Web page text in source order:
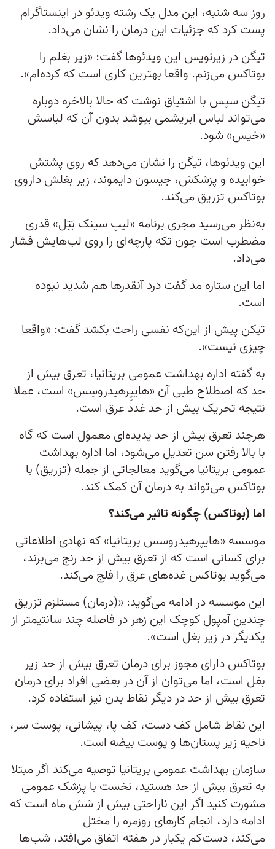
روز سه شنبه، این مدل یک رشته ویدئو در اینستاگرام
پست کرد که جزئیات این درمان را نشان می‌داد.
تیگن در زیرنویس این ویدئوها گفت: «زیر بغلم را
بوتاکس می‌زنم.‌ واقعا بهترین کاری است که کرده‌ام».
تیگن سپس با اشتیاق نوشت که حالا بالاخره دوباره
می‌تواند لباس ابریشمی بپوشد بدون آن که لباسش
«خیس» شود.
این ویدئوها، تیگن را نشان می‌دهد که روی پشتش
خوابیده و پزشکش، جیسون دایموند، زیر بغلش داروی
بوتاکس تزریق می‌کند.
به‌نظر می‌رسید مجری برنامه «لیپ سینک بَتِل» قدری
مضطرب است چون تکه پارچه‌ای را روی لب‌هایش فشار
می‌داد.
اما این ستاره مد گفت درد آنقدرها هم شدید نبوده
است.
تیکن پیش از این‌که نفسی راحت بکشد گفت: «واقعا
چیزی نیست».
به گفته اداره بهداشت عمومی بریتانیا، تعرق بیش از
حد که اصطلاح طبی آن «هایپِرهیدروسِس» است، عملا
نتیجه تحریک بیش از حد غدد عرق است.
هرچند تعرق بیش از حد پدیده‌ای معمول است که گاه
با بالا رفتن سن تعدیل می‌شود، اما اداره بهداشت
عمومی بریتانیا می‌گوید معالجاتی از جمله (تزریق) با
بوتاکس می‌تواند به درمان آن کمک کند.
اما (بوتاکس) چگونه تاثیر می‌کند؟
موسسه «هایپرهیدروسس بریتانیا» که نهادی اطلاعاتی
برای کسانی است که از تعرق بیش از حد رنج می‌برند،
می‌گوید بوتاکس غده‌های عرق را فلج می‌کند.
این موسسه در ادامه می‌گوید: «(درمان) مستلزم تزریق
چندین آمپول کوچک این زهر در فاصله چند سانتیمتر از
یکدیگر در زیر بغل است».
بوتاکس دارای مجوز برای درمان تعرق بیش از حد زیر
بغل است، اما می‌توان از آن در بعضی افراد برای درمان
تعرق بیش از حد در دیگر نقاط بدن نیز استفاده کرد.
این نقاط شامل کف دست، کف پا، پیشانی، پوست سر،
ناحیه زیر پستان‌ها و پوست بیضه است.
سازمان بهداشت عمومی بریتانیا توصیه می‌کند اگر مبتلا
به تعرق بیش از حد هستید، نخست با پزشک عمومی
مشورت کنید اگر این ناراحتی بیش از شش ماه است که
ادامه دارد، انجام کارهای روزمره را مختل
می‌کند، دست‌کم یکبار در هفته اتفاق می‌افتد، شب‌ها